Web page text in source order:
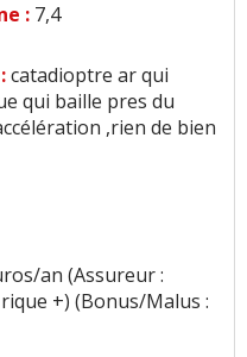
: 7,4
catadioptre ar qui
qui baille pres du
,rien de bien
an (Assureur :
+) (Bonus/Malus :